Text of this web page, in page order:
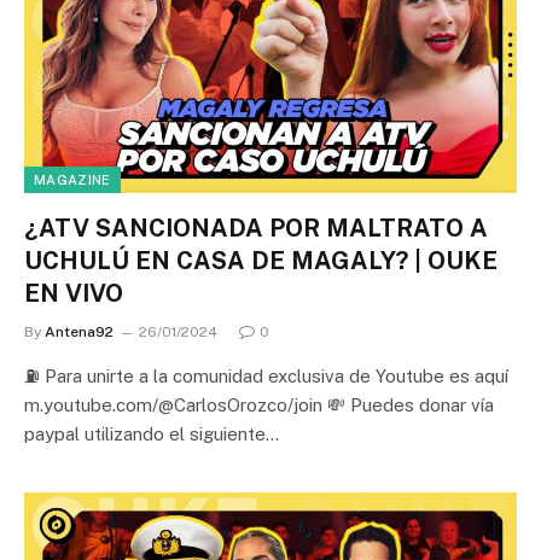
MAGAZINE
¿ATV SANCIONADA POR MALTRATO A
UCHULÚ EN CASA DE MAGALY? | OUKE
EN VIVO
By Antena92 26/01/2024 0
⛽ Para unirte a la comunidad exclusiva de Youtube es aquí
m.youtube.com/@CarlosOrozco/join 💸 Puedes donar vía
paypal utilizando el siguiente…